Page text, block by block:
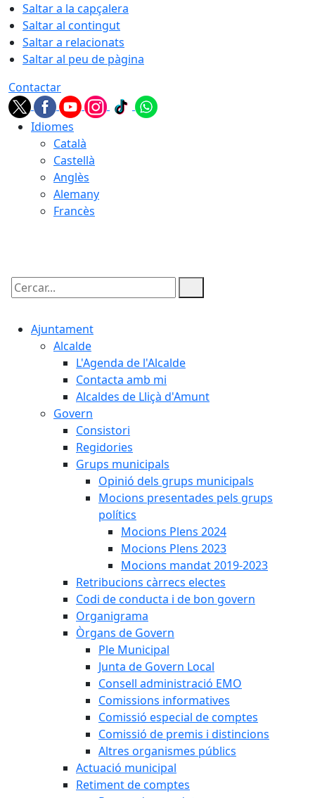
Saltar a la capçalera
Saltar al contingut
Saltar a relacionats
Saltar al peu de pàgina
Contactar
Idiomes
Català
Castellà
Anglès
Alemany
Francès
Cercar:
Ajuntament
Alcalde
L'Agenda de l'Alcalde
Contacta amb mi
Alcaldes de Lliçà d'Amunt
Govern
Consistori
Regidories
Grups municipals
Opinió dels grups municipals
Mocions presentades pels grups
polítics
Mocions Plens 2024
Mocions Plens 2023
Mocions mandat 2019-2023
Retribucions càrrecs electes
Codi de conducta i de bon govern
Organigrama
Òrgans de Govern
Ple Municipal
Junta de Govern Local
Consell administració EMO
Comissions informatives
Comissió especial de comptes
Comissió de premis i distincions
Altres organismes públics
Actuació municipal
Retiment de comptes